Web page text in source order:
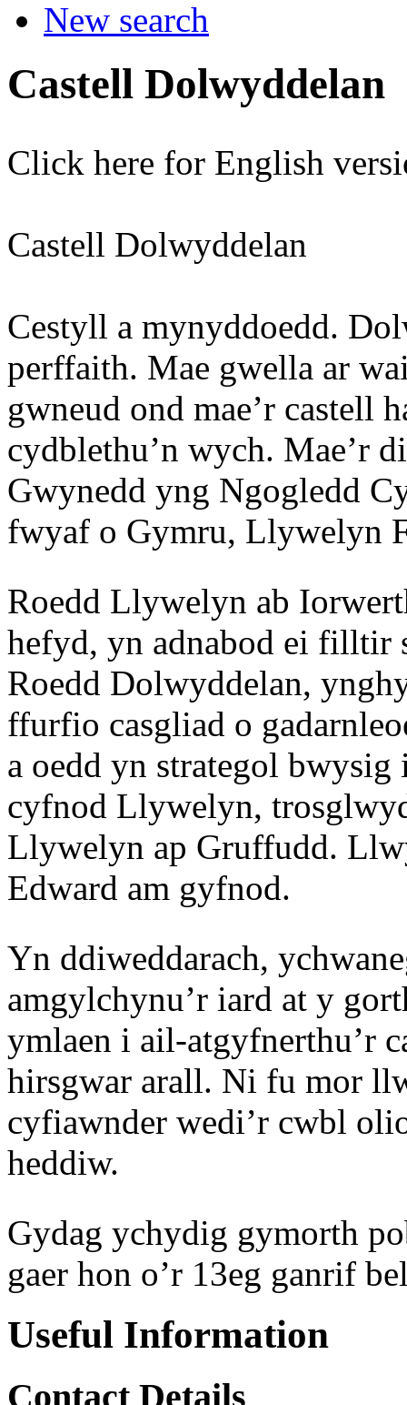
New search
Castell Dolwyddelan
Click here for English
Castell Dolwyddelan
Cestyll a mynyddoedd.
perffaith. Mae gwella ar
gwneud ond mae’r castell
cydblethu’n wych. Mae’r
Gwynedd yng Ngogledd
fwyaf o Gymru, Llywelyn
Roedd Llywelyn ab
hefyd, yn adnabod ei filltir
Roedd Dolwyddelan,
ffurfio casgliad o
a oedd yn strategol
cyfnod Llywelyn,
Llywelyn ap Gruffudd.
Edward am gyfnod.
Yn ddiweddarach,
amgylchynu’r iard at y
ymlaen i ail-atgyfnerthu’r
hirsgwar arall. Ni fu mor
cyfiawnder wedi’r cwbl
heddiw.
Gydag ychydig gymorth
gaer hon o’r 13eg ganrif
Useful Information
Contact Details